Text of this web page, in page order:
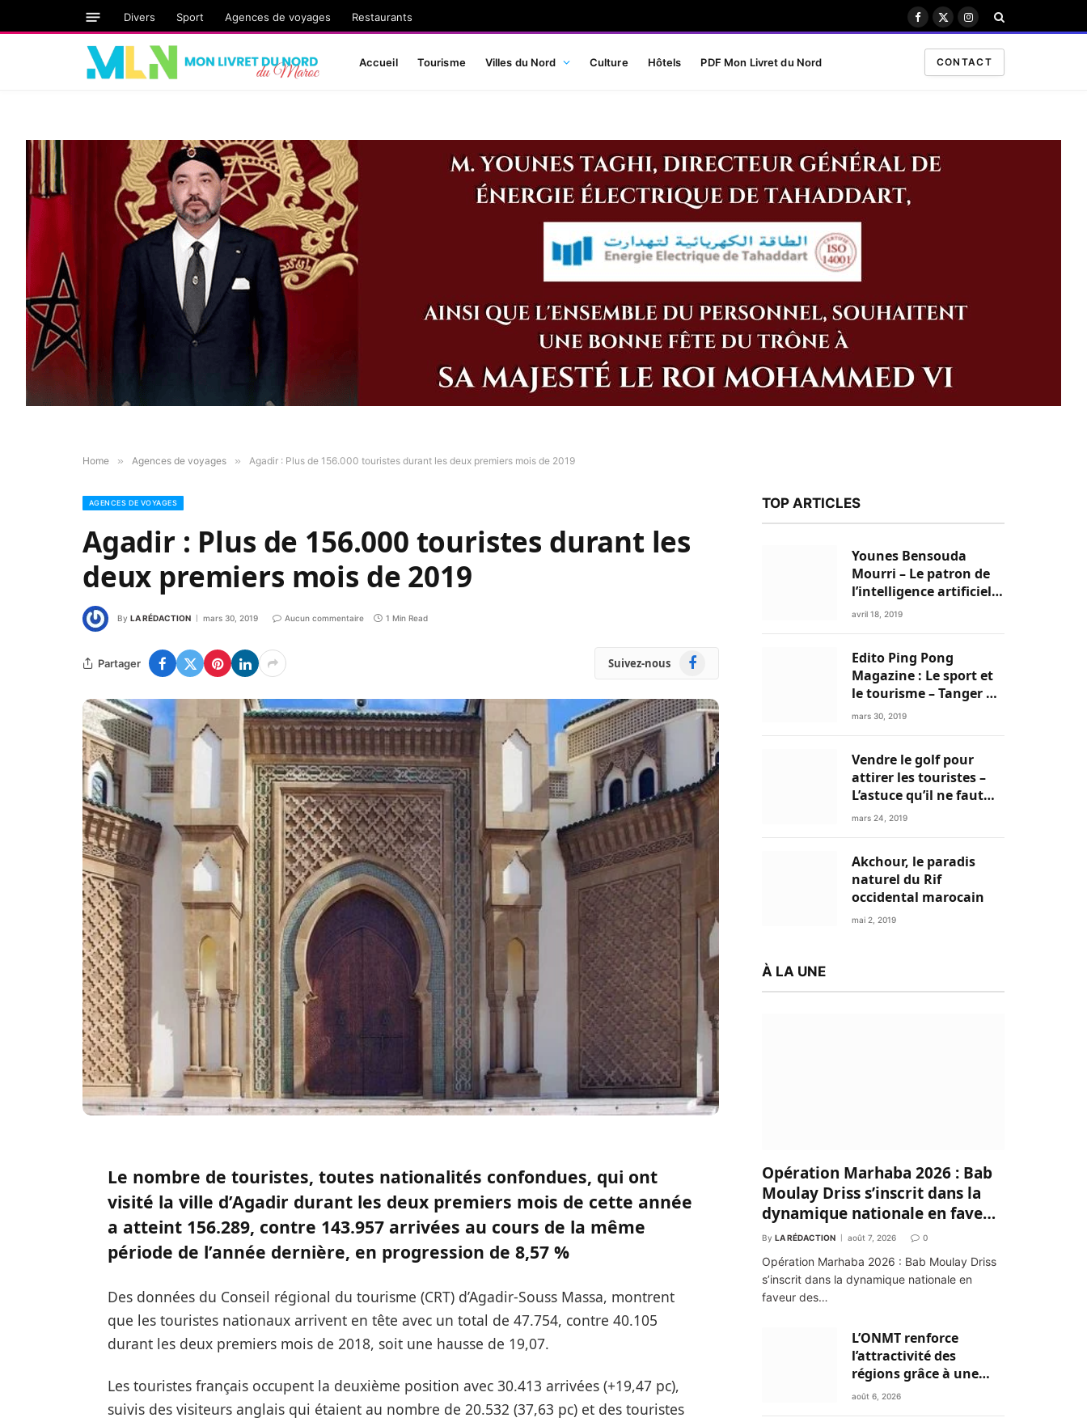
Divers Sport Agences de voyages Restaurants Facebook
X
Instagram
Accueil Tourisme Villes du Nord Culture Hôtels PDF Mon Livret du Nord CONTACT
Home » Agences de voyages » Agadir : Plus de 156.000 touristes durant les deux premiers mois de 2019
AGENCES DE VOYAGES
Agadir : Plus de 156.000 touristes durant les
deux premiers mois de 2019
By LA RÉDACTION mars 30, 2019 Aucun commentaire 1 Min Read
Partager Suivez-nous Facebook
Le nombre de touristes, toutes nationalités confondues, qui ont
visité la ville d’Agadir durant les deux premiers mois de cette année
a atteint 156.289, contre 143.957 arrivées au cours de la même
période de l’année dernière, en progression de 8,57 %
Des données du Conseil régional du tourisme (CRT) d’Agadir-Souss Massa, montrent
que les touristes nationaux arrivent en tête avec un total de 47.754, contre 40.105
durant les deux premiers mois de 2018, soit une hausse de 19,07.
Les touristes français occupent la deuxième position avec 30.413 arrivées (+19,47 pc),
suivis des visiteurs anglais qui étaient au nombre de 20.532 (37,63 pc) et des touristes
TOP ARTICLES
Younes Bensouda
Mourri – Le patron de
l’intelligence artificielle
est un Marocain
avril 18, 2019
Edito Ping Pong
Magazine : Le sport et
le tourisme – Tanger a
tout pour réussir!
mars 30, 2019
Vendre le golf pour
attirer les touristes –
L’astuce qu’il ne faut
plus négliger
mars 24, 2019
Akchour, le paradis
naturel du Rif
occidental marocain
mai 2, 2019
À LA UNE
Opération Marhaba 2026 : Bab
Moulay Driss s’inscrit dans la
dynamique nationale en faveur
des Marocains du Monde
By LA RÉDACTION août 7, 2026 0
Opération Marhaba 2026 : Bab Moulay Driss
s’inscrit dans la dynamique nationale en
faveur des…
L’ONMT renforce
l’attractivité des
régions grâce à une
connectivité aérienne
août 6, 2026